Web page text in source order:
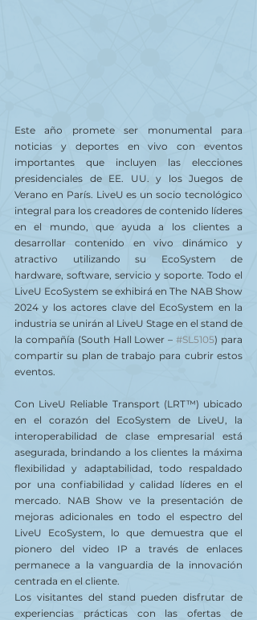
Este año promete ser monumental para
noticias y deportes en vivo con eventos
importantes que incluyen las elecciones
presidenciales de EE. UU. y los Juegos de
Verano en París. LiveU es un socio tecnológico
integral para los creadores de contenido líderes
en el mundo, que ayuda a los clientes a
desarrollar contenido en vivo dinámico y
atractivo utilizando su EcoSystem de
hardware, software, servicio y soporte. Todo el
LiveU EcoSystem se exhibirá en The NAB Show
2024 y los actores clave del EcoSystem en la
industria se unirán al LiveU Stage en el stand de
la compañía (South Hall Lower – #SL5105) para
compartir su plan de trabajo para cubrir estos
eventos.
Con LiveU Reliable Transport (LRT™) ubicado
en el corazón del EcoSystem de LiveU, la
interoperabilidad de clase empresarial está
asegurada, brindando a los clientes la máxima
flexibilidad y adaptabilidad, todo respaldado
por una confiabilidad y calidad líderes en el
mercado. NAB Show ve la presentación de
mejoras adicionales en todo el espectro del
LiveU EcoSystem, lo que demuestra que el
pionero del video IP a través de enlaces
permanece a la vanguardia de la innovación
centrada en el cliente.
Los visitantes del stand pueden disfrutar de
experiencias prácticas con las ofertas de